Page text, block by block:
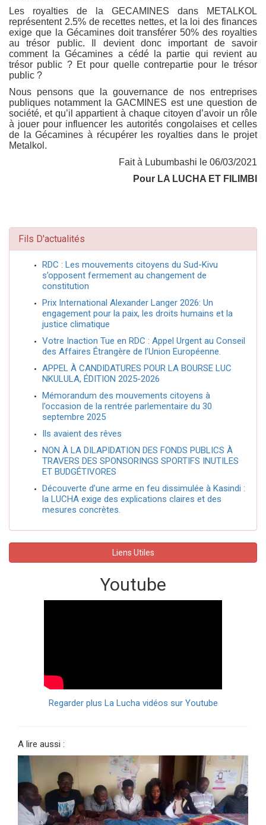
Les royalties de la GECAMINES dans METALKOL
représentent 2.5% de recettes nettes, et la loi des finances
exige que la Gécamines doit transférer 50% des royalties
au trésor public. Il devient donc important de savoir
comment la Gécamines a cédé la partie qui revient au
trésor public ? Et pour quelle contrepartie pour le trésor
public ?
Nous pensons que la gouvernance de nos entreprises
publiques notamment la GACMINES est une question de
société, et qu’il appartient à chaque citoyen d’avoir un rôle
à jouer pour influencer les autorités congolaises et celles
de la Gécamines à récupérer les royalties dans le projet
Metalkol.
Fait à Lubumbashi le 06/03/2021
Pour LA LUCHA ET FILIMBI
Fils D'actualités
RDC : Les mouvements citoyens du Sud-Kivu
s’opposent fermement au changement de
constitution
Prix International Alexander Langer 2026: Un
engagement pour la paix, les droits humains et la
justice climatique
Votre Inaction Tue en RDC : Appel Urgent au Conseil
des Affaires Étrangère de l’Union Européenne.
APPEL À CANDIDATURES POUR LA BOURSE LUC
NKULULA, ÉDITION 2025-2026
Mémorandum des mouvements citoyens à
l’occasion de la rentrée parlementaire du 30
septembre 2025
Ils avaient des rêves
NON À LA DILAPIDATION DES FONDS PUBLICS À
TRAVERS DES SPONSORINGS SPORTIFS INUTILES
ET BUDGÉTIVORES
Découverte d’une arme en feu dissimulée à Kasindi :
la LUCHA exige des explications claires et des
mesures concrètes.
Liens Utiles
Youtube
Regarder plus La Lucha vidéos sur Youtube
A lire aussi :